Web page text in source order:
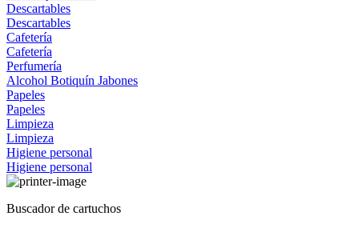
Descartables
Descartables
Cafetería
Cafetería
Perfumería
Alcohol Botiquín Jabones
Papeles
Papeles
Limpieza
Limpieza
Higiene personal
Higiene personal
Buscador de cartuchos